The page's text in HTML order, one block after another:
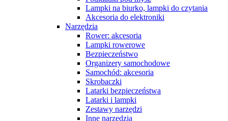
Lampki na biurko, lampki do czytania
Akcesoria do elektroniki
Narzędzia
Rower: akcesoria
Lampki rowerowe
Bezpieczeństwo
Organizery samochodowe
Samochód: akcesoria
Skrobaczki
Latarki bezpieczeństwa
Latarki i lampki
Zestawy narzędzi
Inne narzędzia